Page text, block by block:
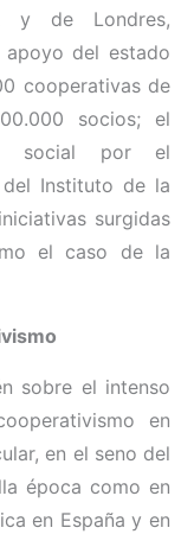
y de Londres,
del estado
cooperativas de
socios; el
social por el
Instituto de la
surgidas
el caso de la
sobre el intenso
en
en el seno del
época como en
en España y en